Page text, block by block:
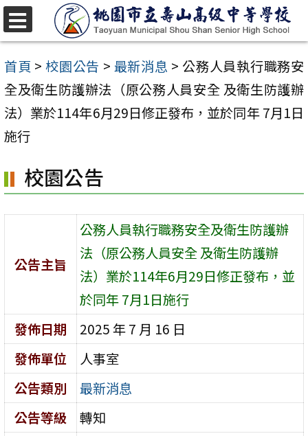
跳
至
主
要
內
容
首頁 > 校園公告 > 最新消息 > 公務人員執行職務安
全及衛生防護辦法（原公務人員安全 及衛生防護辦
法）業於114年6月29日修正發布，並於同年 7月1日
施行
校園公告
公告主旨
公務人員執行職務安全及衛生防護辦
法（原公務人員安全 及衛生防護辦
法）業於114年6月29日修正發布，並
於同年 7月1日施行
發佈日期
2025 年 7 月 16 日
發佈單位
人事室
公告類別
最新消息
公告等級
轉知
選
單